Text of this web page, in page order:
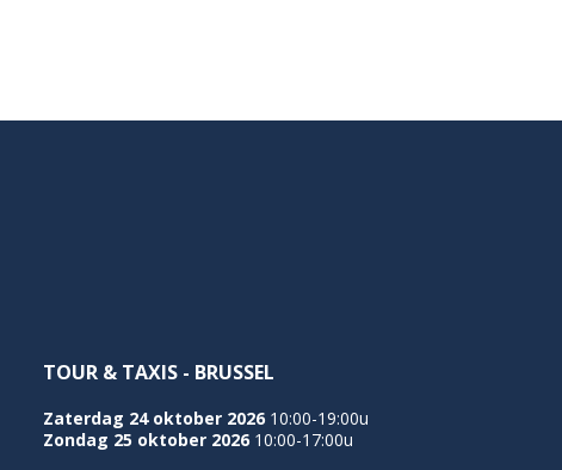
TOUR & TAXIS - BRUSSEL
Zaterdag 24 oktober 2026 10:00-19:00u
Zondag 25 oktober 2026 10:00-17:00u